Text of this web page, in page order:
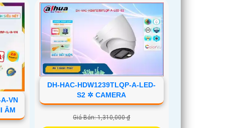
VN
ÂM
DH-HAC-HDW1239TLQP-A-LED-
S2 ✲ CAMERA
Giá Bán: 1,310,000 ₫